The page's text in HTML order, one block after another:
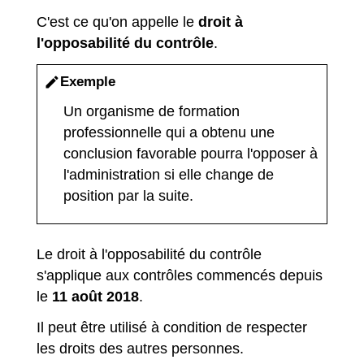
C'est ce qu'on appelle le droit à
l'opposabilité du contrôle.
editExemple
Un organisme de formation
professionnelle qui a obtenu une
conclusion favorable pourra l'opposer à
l'administration si elle change de
position par la suite.
Le droit à l'opposabilité du contrôle
s'applique aux contrôles commencés depuis
le 11 août 2018.
Il peut être utilisé à condition de respecter
les droits des autres personnes.